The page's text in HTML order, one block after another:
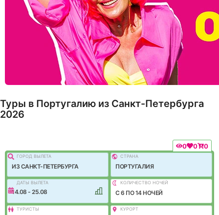
Туры в Португалию из Санкт-Петербурга
2026
0 0 0
ГОРОД ВЫЛEТА
ИЗ САНКТ-ПЕТЕРБУРГА
СТРАНА
ПОРТУГАЛИЯ
ДАТЫ ВЫЛЕТА
14.08 - 25.08
КОЛИЧЕСТВО НОЧЕЙ
C 6 ПО 14 НОЧЕЙ
ТУРИСТЫ КУРОРТ